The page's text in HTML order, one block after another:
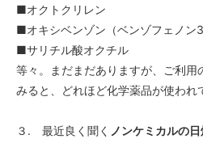
■オクトクリレン
■オキシベンゾン（ベンゾフェノン3
■サリチル酸オクチル
等々。まだまだありますが、ご利用
みると、どれほど化学薬品が使われ
３. 最近良く聞く ノンケミカルの